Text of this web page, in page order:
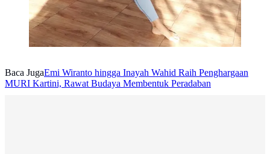
Baca JugaEmi Wiranto hingga Inayah Wahid Raih Penghargaan
MURI Kartini, Rawat Budaya Membentuk Peradaban